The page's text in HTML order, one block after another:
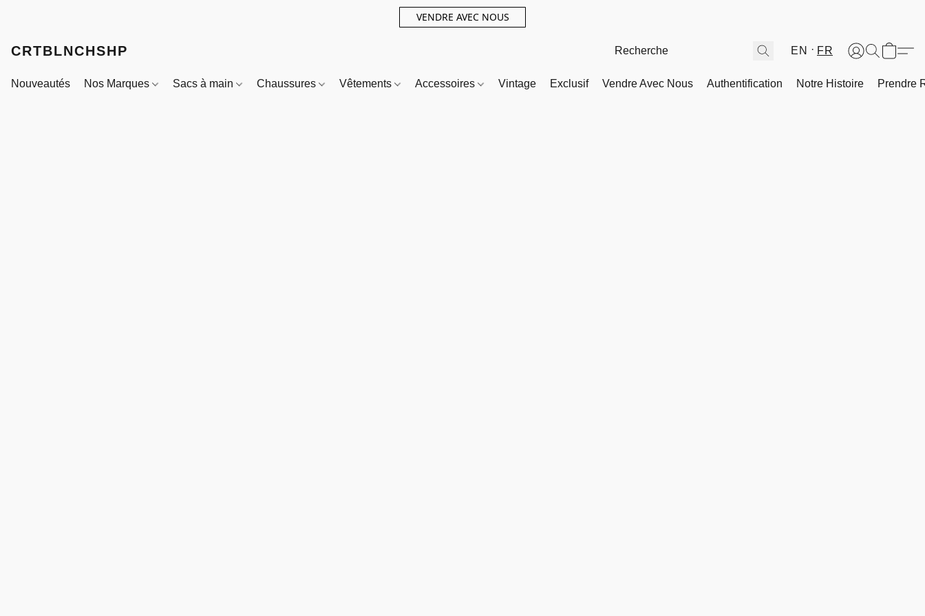
VENDRE AVEC NOUS
CRTBLNCHSHP EN FR
Nouveautés Nos Marques Sacs à main Chaussures Vêtements Accessoires Vintage Exclusif Vendre Avec Nous Authentification Notre Histoire Prendre